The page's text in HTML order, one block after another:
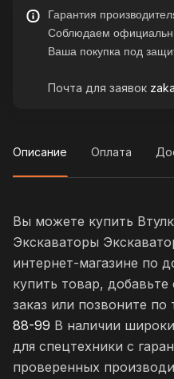
Гарантия
Соблюдаем
Ваша покупка под
Почта для заявок
Описание Оплата
Вы можете купить
Экскаваторы
интернет-магазине по
купить товар,
заказ или позвоните по
88-99 В наличии
для спецтехники с
проверенных